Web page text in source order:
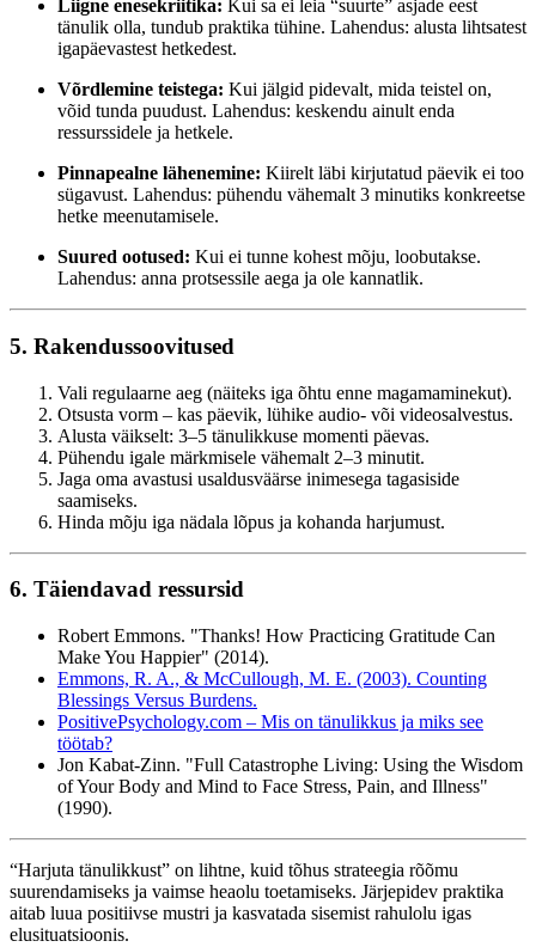
Liigne enesekriitika: Kui sa ei leia “suurte” asjade eest
tänulik olla, tundub praktika tühine. Lahendus: alusta lihtsatest
igapäevastest hetkedest.
Võrdlemine teistega: Kui jälgid pidevalt, mida teistel on,
võid tunda puudust. Lahendus: keskendu ainult enda
ressurssidele ja hetkele.
Pinnapealne lähenemine: Kiirelt läbi kirjutatud päevik ei too
sügavust. Lahendus: pühendu vähemalt 3 minutiks konkreetse
hetke meenutamisele.
Suured ootused: Kui ei tunne kohest mõju, loobutakse.
Lahendus: anna protsessile aega ja ole kannatlik.
5. Rakendussoovitused
Vali regulaarne aeg (näiteks iga õhtu enne magamaminekut).
Otsusta vorm – kas päevik, lühike audio- või videosalvestus.
Alusta väikselt: 3–5 tänulikkuse momenti päevas.
Pühendu igale märkmisele vähemalt 2–3 minutit.
Jaga oma avastusi usaldusväärse inimesega tagasiside
saamiseks.
Hinda mõju iga nädala lõpus ja kohanda harjumust.
6. Täiendavad ressursid
Robert Emmons. "Thanks! How Practicing Gratitude Can
Make You Happier" (2014).
Emmons, R. A., & McCullough, M. E. (2003). Counting
Blessings Versus Burdens.
PositivePsychology.com – Mis on tänulikkus ja miks see
töötab?
Jon Kabat-Zinn. "Full Catastrophe Living: Using the Wisdom
of Your Body and Mind to Face Stress, Pain, and Illness"
(1990).
“Harjuta tänulikkust” on lihtne, kuid tõhus strateegia rõõmu
suurendamiseks ja vaimse heaolu toetamiseks. Järjepidev praktika
aitab luua positiivse mustri ja kasvatada sisemist rahulolu igas
elusituatsioonis.